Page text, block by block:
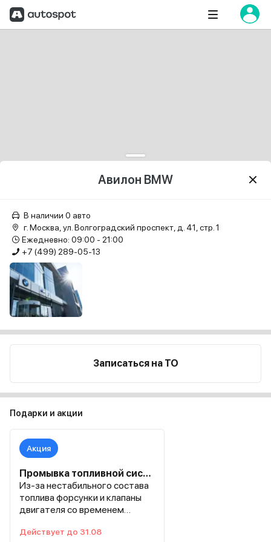
Авилон BMW
В наличии 0 авто
г. Москва, ул. Волгоградский проспект, д. 41, стр. 1
Ежедневно: 09:00 - 21:00
+7 (499) 289-05-13
Записаться на ТО
Подарки и акции
Акция
Промывка топливной системы за 5.900 ₽ - с учетом работ и расходных материалов
Из-за нестабильного состава
топлива форсунки и клапаны
двигателя со временем
приводит к потере мощности
Действует до 31.08